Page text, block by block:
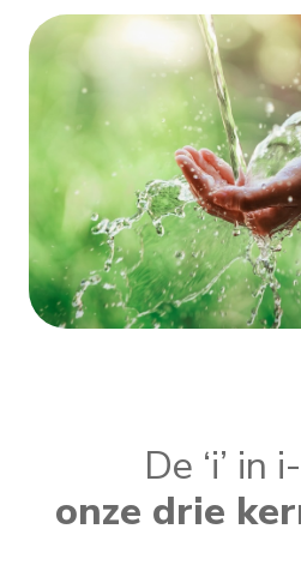
De ‘i’ in
onze drie